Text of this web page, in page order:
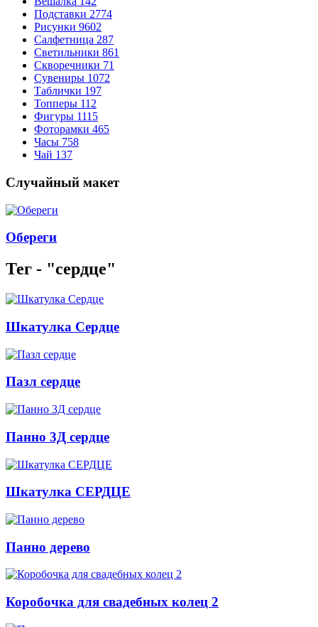
Подставки 2774
Рисунки 9602
Салфетница 287
Светильники 861
Скворечники 71
Сувениры 1072
Таблички 197
Топперы 112
Фигуры 1115
Фоторамки 465
Часы 758
Чай 137
Случайный макет
Обереги
Тег - "сердце"
Шкатулка Сердце
Пазл сердце
Панно 3Д сердце
Шкатулка СЕРДЦЕ
Панно дерево
Коробочка для свадебных колец 2